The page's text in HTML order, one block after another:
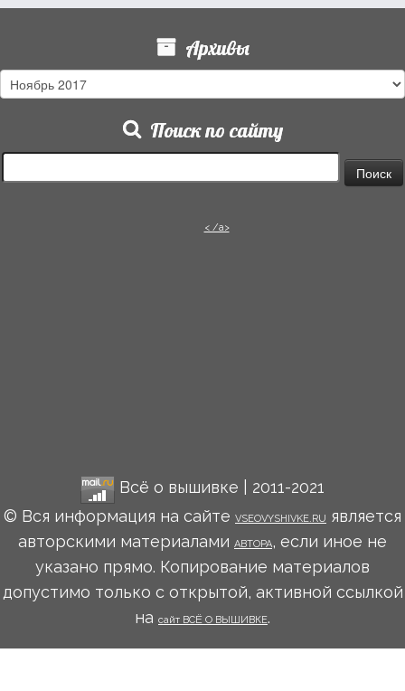
Архивы
Архивы
Поиск по сайту
< /a>
Всё о вышивке | 2011-2021
© Вся информация на сайте VSEOVYSHIVKE.RU является
авторскими материалами АВТОРА, если иное не
указано прямо. Копирование материалов
допустимо только с открытой, активной ссылкой
на сайт ВСЁ О ВЫШИВКЕ.